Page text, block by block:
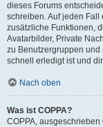
dieses Forums
schreiben. Auf jeden Fall
zusätzliche Funktionen,
Avatarbilder, Private
zu Benutzergruppen und
schnell erledigt ist und
Nach oben
Was ist COPPA?
COPPA, ausgeschrieben